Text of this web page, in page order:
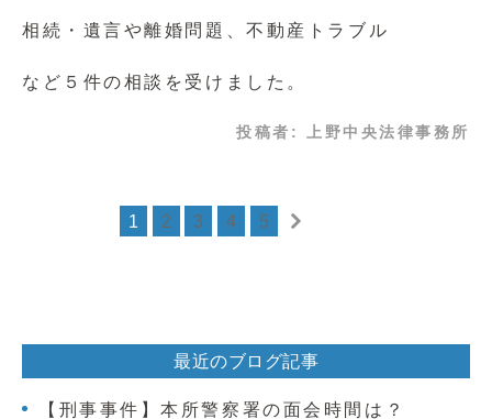
相続・遺言や離婚問題、不動産トラブル
など５件の相談を受けました。
投稿者: 上野中央法律事務所
1 2 3 4 5
最近のブログ記事
【刑事事件】本所警察署の面会時間は？